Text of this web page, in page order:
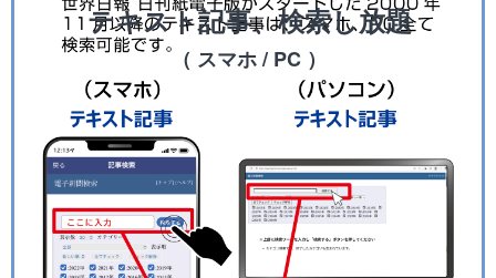
テキスト記事、検索し放題
（ スマホ / PC ）